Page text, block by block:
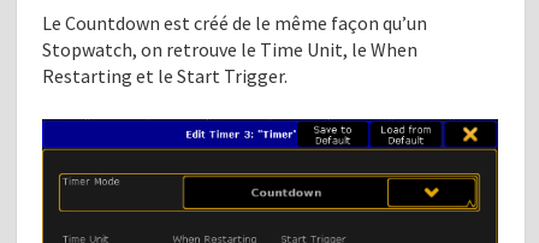
Le Countdown est créé de le même façon qu’un
Stopwatch, on retrouve le Time Unit, le When
Restarting et le Start Trigger.